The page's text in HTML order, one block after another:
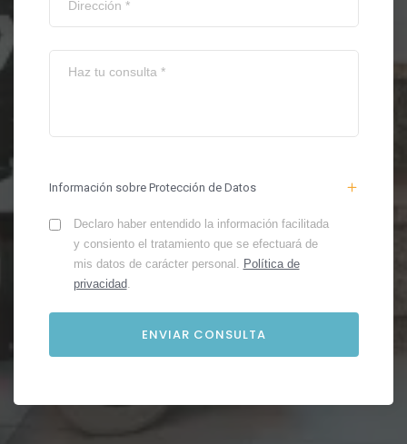
Información sobre Protección de Datos
Declaro haber entendido la información facilitada
y consiento el tratamiento que se efectuará de
mis datos de carácter personal. Política de
privacidad.